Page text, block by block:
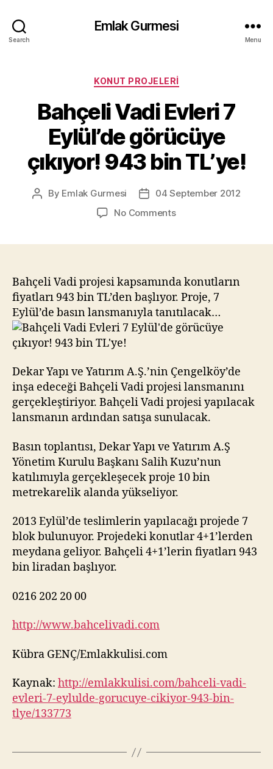
Search
Emlak Gurmesi
Menu
Categories
KONUT PROJELERI
Bahçeli Vadi Evleri 7
Eylül’de görücüye
çıkıyor! 943 bin TL’ye!
Post
By Emlak Gurmesi
Post04 September 2012
No Commentson
Eylül’de
görücüye
çıkıyor!
943
bin
Bahçeli Vadi projesi kapsamında konutların
fiyatları 943 bin TL’den başlıyor. Proje, 7
Eylül’de basın lansmanıyla tanıtılacak…
Dekar Yapı ve Yatırım A.Ş.’nin Çengelköy’de
inşa edeceği Bahçeli Vadi projesi lansmanını
gerçekleştiriyor. Bahçeli Vadi projesi yapılacak
lansmanın ardından satışa sunulacak.
Basın toplantısı, Dekar Yapı ve Yatırım A.Ş
Yönetim Kurulu Başkanı Salih Kuzu’nun
katılımıyla gerçekleşecek proje 10 bin
metrekarelik alanda yükseliyor.
2013 Eylül’de teslimlerin yapılacağı projede 7
blok bulunuyor. Projedeki konutlar 4+1’lerden
meydana geliyor. Bahçeli 4+1’lerin fiyatları 943
bin liradan başlıyor.
0216 202 20 00
http://www.bahcelivadi.com
Kübra GENÇ/Emlakkulisi.com
Kaynak: http://emlakkulisi.com/bahceli-vadi-
evleri-7-eylulde-gorucuye-cikiyor-943-bin-
tlye/133773